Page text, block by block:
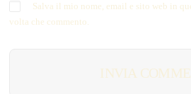
Salva il mio nome, email e sito web in
volta che commento.